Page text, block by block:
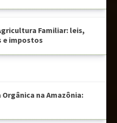
Familiar: leis,
e impostos
na Amazônia: